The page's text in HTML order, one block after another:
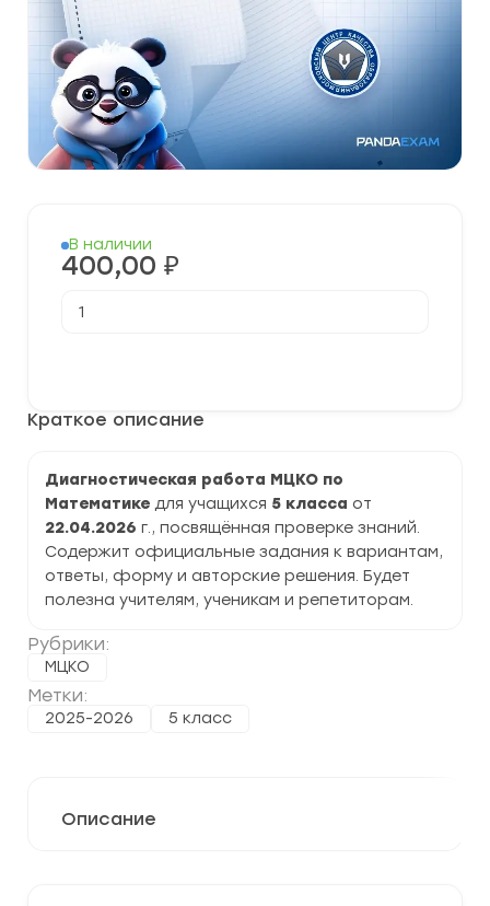
Краткое описание
Диагностическая работа МЦКО по
Математике для учащихся 5 класса от
22.04.2026 г., посвящённая проверке знаний.
Содержит официальные задания к вариантам,
ответы, форму и авторские решения. Будет
полезна учителям, ученикам и репетиторам.
Рубрики:
МЦКО
Метки:
2025-2026 5 класс
В наличии
400,00 ₽
товара
Математике
задания,
ответы
Описание